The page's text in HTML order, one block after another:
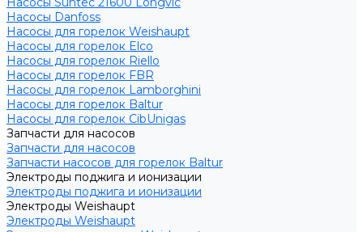
Насосы Danfoss
Насосы для горелок Weishaupt
Насосы для горелок Elco
Насосы для горелок Riello
Насосы для горелок FBR
Насосы для горелок Lamborghini
Насосы для горелок Baltur
Насосы для горелок CibUnigas
Запчасти для насосов
Запчасти для насосов
Запчасти насосов для горелок Baltur
Электроды поджига и ионизации
Электроды поджига и ионизации
Электроды Weishaupt
Электроды Weishaupt